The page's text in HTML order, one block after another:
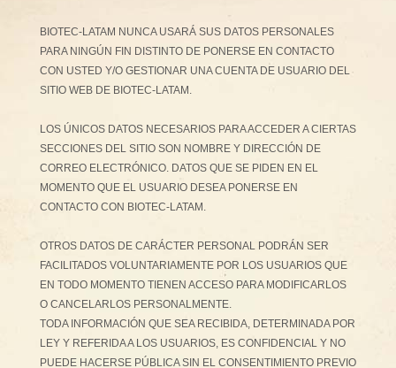
BIOTEC-LATAM NUNCA USARÁ SUS DATOS PERSONALES
PARA NINGÚN FIN DISTINTO DE PONERSE EN CONTACTO
CON USTED Y/O GESTIONAR UNA CUENTA DE USUARIO DEL
SITIO WEB DE BIOTEC-LATAM.
LOS ÚNICOS DATOS NECESARIOS PARA ACCEDER A CIERTAS
SECCIONES DEL SITIO SON NOMBRE Y DIRECCIÓN DE
CORREO ELECTRÓNICO. DATOS QUE SE PIDEN EN EL
MOMENTO QUE EL USUARIO DESEA PONERSE EN
CONTACTO CON BIOTEC-LATAM.
OTROS DATOS DE CARÁCTER PERSONAL PODRÁN SER
FACILITADOS VOLUNTARIAMENTE POR LOS USUARIOS QUE
EN TODO MOMENTO TIENEN ACCESO PARA MODIFICARLOS
O CANCELARLOS PERSONALMENTE.
TODA INFORMACIÓN QUE SEA RECIBIDA, DETERMINADA POR
LEY Y REFERIDA A LOS USUARIOS, ES CONFIDENCIAL Y NO
PUEDE HACERSE PÚBLICA SIN EL CONSENTIMIENTO PREVIO